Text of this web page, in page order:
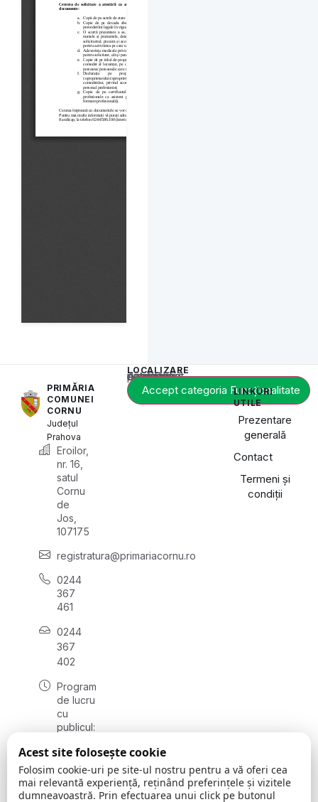
PRIMĂRIA
COMUNEI
CORNU
Județul
Prahova
Eroilor,
nr. 16,
satul
Cornu
de
Jos,
107175
registratura@primariacornu.ro
0244
367
461
0244
367
402
Program
de lucru
cu
publicul:
vineri
08:00 -
16:00
LOCALIZARE
Acest conținut este blocat până când acceptați categoria de cookie-uri necesară.
Accept categoria Funcționalitate
LINKURI
UTILE
Prezentare
generală
Contact
Termeni și
condiții
Acest site folosește cookie
Folosim cookie-uri pe site-ul nostru pentru a vă oferi cea
mai relevantă experiență, reținând preferințele și vizitele
dumneavoastră. Prin efectuarea unui click pe butonul